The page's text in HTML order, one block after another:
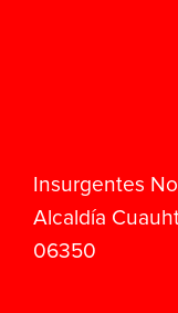
Insurgentes
Alcaldía
06350